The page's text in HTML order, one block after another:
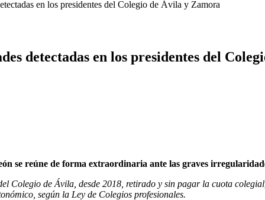
en los presidentes del Colegio de Ávila y Zamora
detectadas en los presidentes del
se reúne de forma extraordinaria ante las graves
Colegio de Ávila, desde 2018, retirado y sin pagar la cuota
según la Ley de Colegios profesionales.